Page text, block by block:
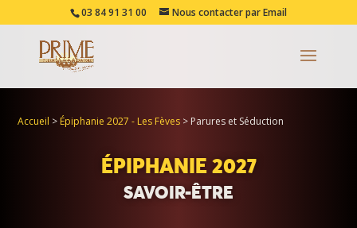
03 84 91 31 00 Nous contacter par Email
Accueil > Épiphanie 2027 - Les Fèves > Parures et Séduction
ÉPIPHANIE 2027
SAVOIR-ÊTRE